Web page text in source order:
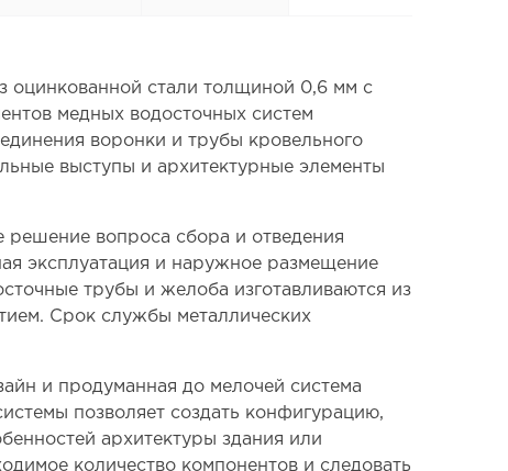
оцинкованной стали толщиной 0,6 мм с
медных водосточных систем
воронки и трубы кровельного
выступы и архитектурные элементы
вопроса сбора и отведения
эксплуатация и наружное размещение
трубы и желоба изготавливаются из
Срок службы металлических
и продуманная до мелочей система
позволяет создать конфигурацию,
архитектуры здания или
количество компонентов и следовать